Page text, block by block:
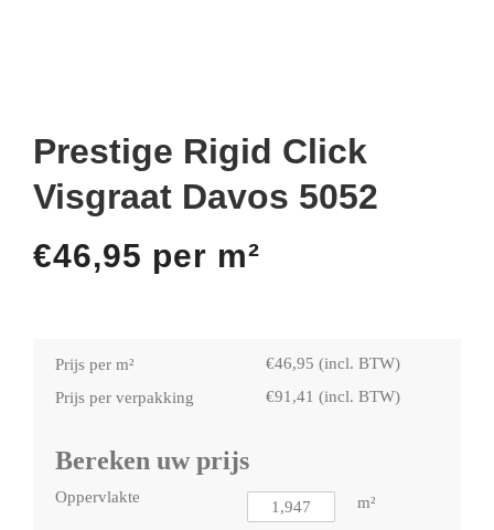
Prestige Rigid Click
Visgraat Davos 5052
€46,95 per m²
Prijs per m² €46,95 (incl. BTW)
Prijs per verpakking
€91,41 (incl. BTW)
Bereken uw prijs
Oppervlakte m²